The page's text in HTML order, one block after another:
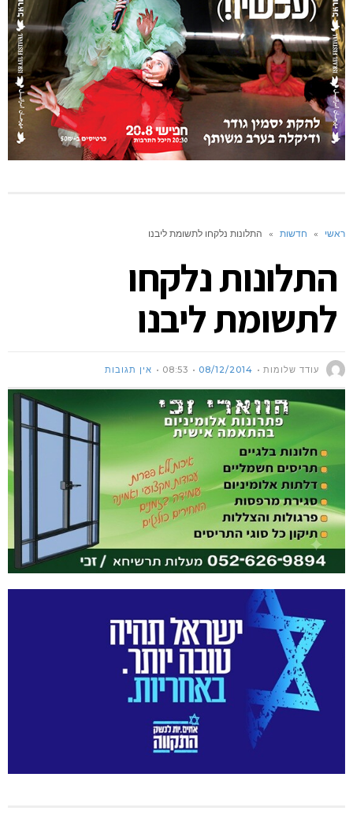
ראשי » חדשות » התלונות נלקחו לתשומת ליבנו
התלונות נלקחו
לתשומת ליבנו
עודד שלומות 08/12/2014
08:53 אין תגובות